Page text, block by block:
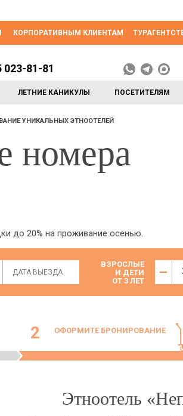
КОРПОРАТИВНЫМ КЛИЕНТАМ
ЛЕТНИЕ КАНИКУЛЫ ПОСЕТИТЕЛЯМ
023-81-81
УНИКАЛЬНЫХ ЭТНООТЕЛЕЙ
номера
до 20% на проживание осенью.
ВЗРОСЛЫЕ
И ДЕТИ
ОТ 3 ЛЕТ
2 ОФОРМИТЕ БРОНИРОВАНИЕ
Этноотель